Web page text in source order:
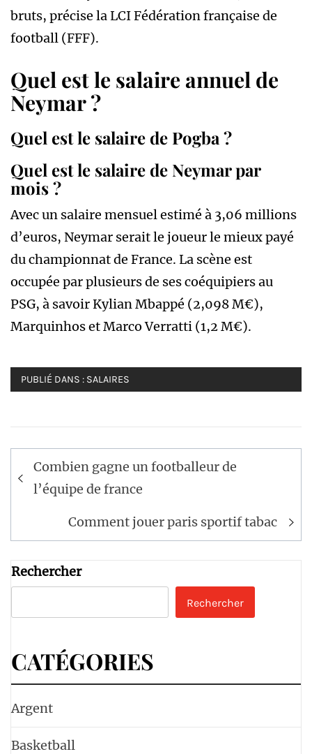
bruts, précise la LCI Fédération française de
football (FFF).
Quel est le salaire annuel de
Neymar ?
Quel est le salaire de Pogba ?
Quel est le salaire de Neymar par
mois ?
Avec un salaire mensuel estimé à 3,06 millions
d’euros, Neymar serait le joueur le mieux payé
du championnat de France. La scène est
occupée par plusieurs de ses coéquipiers au
PSG, à savoir Kylian Mbappé (2,098 M€),
Marquinhos et Marco Verratti (1,2 M€).
PUBLIÉ DANS : SALAIRES
Navigation
de
l’article
Combien gagne un footballeur de
l’équipe de france
Comment jouer paris sportif tabac
Rechercher
Rechercher
CATÉGORIES
Argent
Basketball